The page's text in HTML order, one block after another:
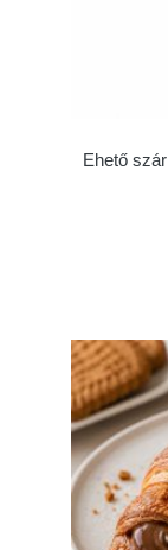
Ehető